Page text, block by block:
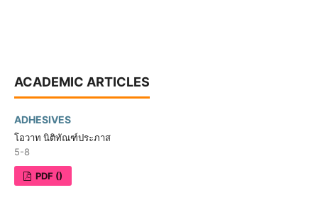
ACADEMIC ARTICLES
ADHESIVES
โอวาท นิติทัณฑ์ประภาส
5-8
PDF ()